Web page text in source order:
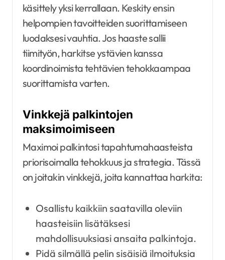
käsittely yksi kerrallaan. Keskity ensin
helpompien tavoitteiden suorittamiseen
luodaksesi vauhtia. Jos haaste sallii
tiimityön, harkitse ystävien kanssa
koordinoimista tehtävien tehokkaampaa
suorittamista varten.
Vinkkejä palkintojen
maksimoimiseen
Maximoi palkintosi tapahtumahaasteista
priorisoimalla tehokkuus ja strategia. Tässä
on joitakin vinkkejä, joita kannattaa harkita:
Osallistu kaikkiin saatavilla oleviin
haasteisiin lisätäksesi
mahdollisuuksiasi ansaita palkintoja.
Pidä silmällä pelin sisäisiä ilmoituksia